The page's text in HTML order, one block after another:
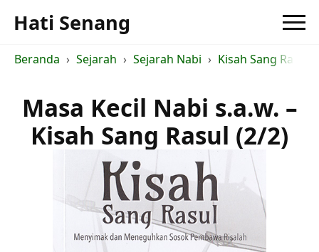
Hati Senang
Beranda Sejarah Sejarah Nabi Kisah Sang Rasul
Masa Kecil Nabi s.a.w. –
Kisah Sang Rasul (2/2)